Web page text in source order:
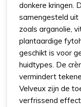
donkere kringen.
samengesteld uit
zoals arganolie,
plantaardige
geschikt is voor
huidtypes. De
vermindert
Velveux zijn de
verfrissend